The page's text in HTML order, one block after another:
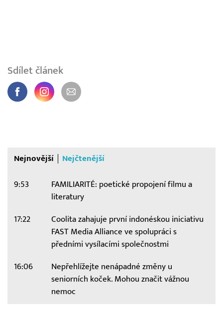
Sdílet článek
Nejnovější Nejčtenější
9:53
FAMILIARITÉ: poetické propojení filmu a
literatury
17:22
Coolita zahajuje první indonéskou iniciativu
FAST Media Alliance ve spolupráci s
předními vysílacími společnostmi
16:06
Nepřehlížejte nenápadné změny u
seniorních koček. Mohou značit vážnou
nemoc